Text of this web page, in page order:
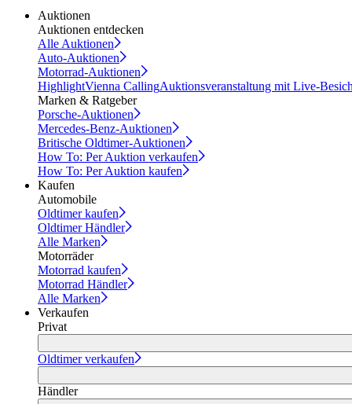
Auktionen
Auktionen entdecken
Alle Auktionen
Auto-Auktionen
Motorrad-Auktionen
HighlightVienna CallingAuktionsveranstaltung mit Live-
Marken & Ratgeber
Porsche-Auktionen
Mercedes-Benz-Auktionen
Britische Oldtimer-Auktionen
How To: Per Auktion verkaufen
How To: Per Auktion kaufen
Kaufen
Automobile
Oldtimer kaufen
Oldtimer Händler
Alle Marken
Motorräder
Motorrad kaufen
Motorrad Händler
Alle Marken
Verkaufen
Privat
Oldtimer verkaufen
Händler